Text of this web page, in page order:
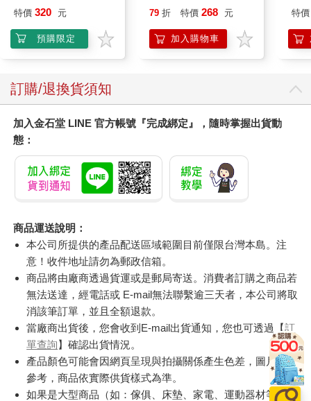
特價 320 元
預購限定
79 折 特價 268 元
加入購物車
加購]
特價
訂購/退換貨須知
加入金石堂 LINE 官方帳號『完成綁定』，隨時掌握出貨動
態：
商品運送說明：
本公司所提供的產品配送區域範圍目前僅限台灣本島。注
意！收件地址請勿為郵政信箱。
商品將由廠商透過貨運或是郵局寄送。消費者訂購之商品若
無法送達，經電話或 E-mail無法聯繫逾三天者，本公司將取
消該筆訂單，並且全額退款。
當廠商出貨後，您會收到E-mail出貨通知，您也可透過【訂
單查詢】確認出貨情況。
產品顏色可能會因網頁呈現與拍攝關係產生色差，圖片僅供
參考，商品依實際供貨樣式為準。
如果是大型商品（如：傢俱、床墊、家電、運動器材等）及